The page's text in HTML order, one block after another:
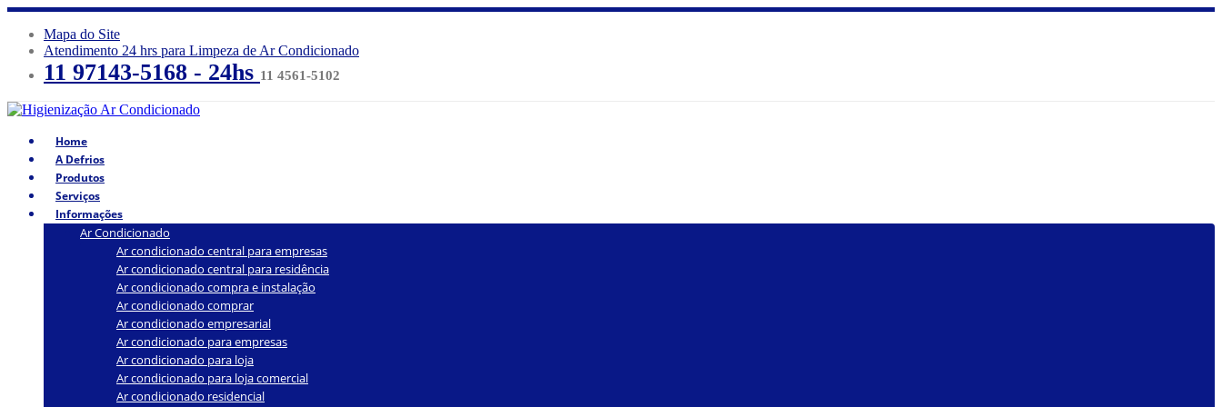
Mapa do Site
Atendimento 24 hrs para Limpeza de Ar Condicionado
11 97143-5168 - 24hs 11 4561-5102
Home
A Defrios
Produtos
Serviços
Informações
Ar Condicionado
Ar condicionado central para empresas
Ar condicionado central para residência
Ar condicionado compra e instalação
Ar condicionado comprar
Ar condicionado empresarial
Ar condicionado para empresas
Ar condicionado para loja
Ar condicionado para loja comercial
Ar condicionado residencial